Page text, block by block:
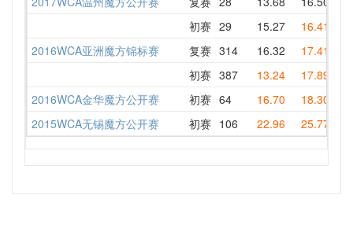
初赛 29 15.27 16.41
2016WCA亚洲魔方锦标赛 复赛 314 16.32 17.41
初赛 387 13.24 17.89
2016WCA金华魔方公开赛 初赛 64 16.70 18.30
2015WCA无锡魔方公开赛 初赛 106 22.96 25.77